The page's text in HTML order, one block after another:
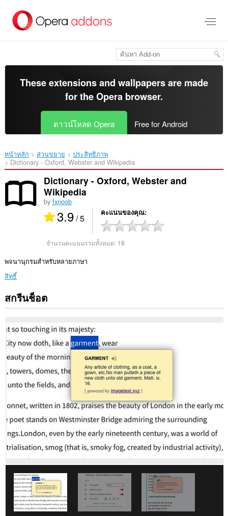
These extensions and wallpapers are made
for theOpera browser.
ดาวน์โหลด Opera Free for Android
หน้าหลัก ส่วนขยาย
ประสิทธิภาพ
Dictionary - Oxford, Webster and Wikipedia‎
Dictionary - Oxford, Webster and
Wikipedia
by fxnoob
3.9/ 5 คะแนนของคุณ
จำนวนคะแนนรวมทั้งหมด: 18
พจนานุกรมสำหรับหลายภาษา
สิทธิ์
ส่วน
ขยาย
เข้า
ถึง
ข้อมูล
ของ
คุณ
ใน
ทั้งหมด
This
permission
allows
installed
extensions
and
communicate
with
this
extension.
สกรีนช็อต